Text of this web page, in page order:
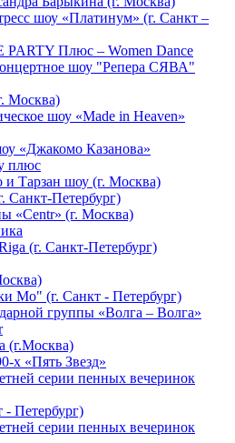
шоу «Платинум» (г. Санкт –
Плюс – Women Dance
шоу "Репера СЯВА"
Москва)
шоу «Made in Heaven»
«Джакомо Казанова»
плюс
и Тарзан шоу (г. Москва)
Санкт-Петербург)
«Centr» (г. Москва)
(г. Санкт-Петербург)
Мо" (г. Санкт - Петербург)
группы «Волга – Волга»
(г.Москва)
х «Пять Звезд»
серии пенных вечеринок
Петербург)
серии пенных вечеринок